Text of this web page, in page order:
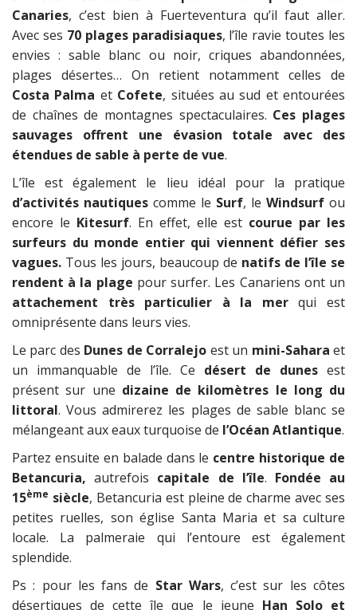
Canaries, c’est bien à Fuerteventura qu’il faut aller.
Avec ses 70 plages paradisiaques, l’île ravie toutes les
envies : sable blanc ou noir, criques abandonnées,
plages désertes… On retient notamment celles de
Costa Palma et Cofete, situées au sud et entourées
de chaînes de montagnes spectaculaires. Ces plages
sauvages offrent une évasion totale avec des
étendues de sable à perte de vue.
L’île est également le lieu idéal pour la pratique
d’activités nautiques comme le Surf, le Windsurf ou
encore le Kitesurf. En effet, elle est courue par les
surfeurs du monde entier qui viennent défier ses
vagues. Tous les jours, beaucoup de natifs de l’île se
rendent à la plage pour surfer. Les Canariens ont un
attachement très particulier à la merqui est
omniprésente dans leurs vies.
Le parc des Dunes de Corralejo est un mini-Sahara et
un immanquable de l’île. Ce désert de dunes est
présent sur une dizaine de kilomètres le long du
littoral. Vous admirerez les plages de sable blanc se
mélangeant aux eaux turquoise de l’Océan Atlantique.
Partez ensuite en balade dans le centre historique de
Betancuria, autrefois capitale de l’île. Fondée au
15ème siècle, Betancuria est pleine de charme avec ses
petites ruelles, son église Santa Maria et sa culture
locale. La palmeraie qui l’entoure est également
splendide.
Ps : pour les fans de Star Wars, c’est sur les côtes
désertiques de cette île que le jeune Han Solo et